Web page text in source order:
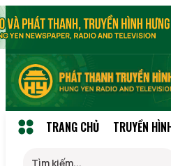
TRANG CHỦ TRUYỀN